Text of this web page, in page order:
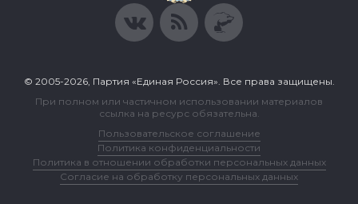
© 2005-2026, Партия «Единая Россия». Все права защищены.
При полном или частичном использовании материалов
ссылка на ресурс обязательна.
Пользовательское соглашение
Политика конфиденциальности
Политика в отношении обработки персональных данных
Согласие на обработку персональных данных